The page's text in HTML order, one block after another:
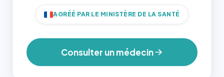
AGRÉÉ PAR LE MINISTÈRE DE LA SANTÉ
Consulter un médecin